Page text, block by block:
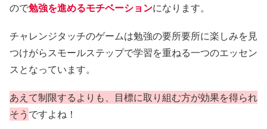
ので勉強を進めるモチベーションになります。
チャレンジタッチのゲームは勉強の要所要所に楽しみを見
つけがらスモールステップで学習を重ねる一つのエッセン
スとなっています。
あえて制限するよりも、目標に取り組む方が効果を得られ
そう ですよね！